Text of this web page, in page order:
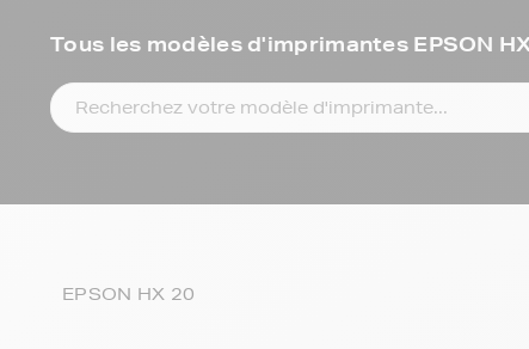
Tous les modèles d'imprimantes EPSON HX
EPSON HX 20